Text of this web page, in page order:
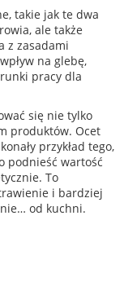
takie jak te dwa
ale także
z zasadami
na glebę,
pracy dla
się nie tylko
produktów. Ocet
przykład tego,
podnieść wartość
To
i bardziej
od kuchni.